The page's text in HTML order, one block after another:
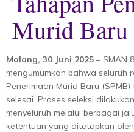
Murid Baru
Malang, 30 Juni 2025 – SMAN
mengumumkan bahwa seluruh
Penerimaan Murid Baru
selesai. Proses seleksi
menyeluruh melalui berbagai
ketentuan yang ditetapkan